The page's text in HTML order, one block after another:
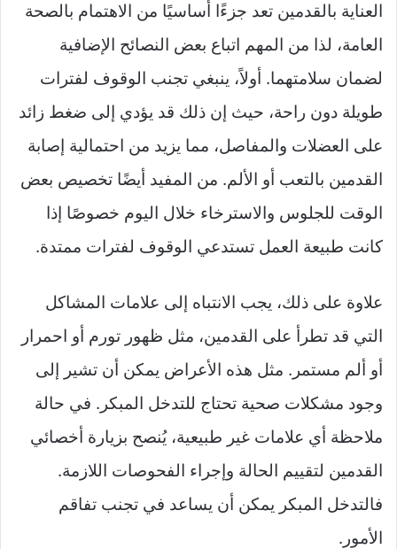
العناية بالقدمين تعد جزءًا أساسيًا من الاهتمام بالصحة
العامة، لذا من المهم اتباع بعض النصائح الإضافية
لضمان سلامتهما. أولاً، ينبغي تجنب الوقوف لفترات
طويلة دون راحة، حيث إن ذلك قد يؤدي إلى ضغط زائد
على العضلات والمفاصل، مما يزيد من احتمالية إصابة
القدمين بالتعب أو الألم. من المفيد أيضًا تخصيص بعض
الوقت للجلوس والاسترخاء خلال اليوم خصوصًا إذا
كانت طبيعة العمل تستدعي الوقوف لفترات ممتدة.
علاوة على ذلك، يجب الانتباه إلى علامات المشاكل
التي قد تطرأ على القدمين، مثل ظهور تورم أو احمرار
أو ألم مستمر. مثل هذه الأعراض يمكن أن تشير إلى
وجود مشكلات صحية تحتاج للتدخل المبكر. في حالة
ملاحظة أي علامات غير طبيعية، يُنصح بزيارة أخصائي
القدمين لتقييم الحالة وإجراء الفحوصات اللازمة.
فالتدخل المبكر يمكن أن يساعد في تجنب تفاقم
الأمور.